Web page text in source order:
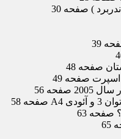
) صفحه 30
صفحه 48
56
63